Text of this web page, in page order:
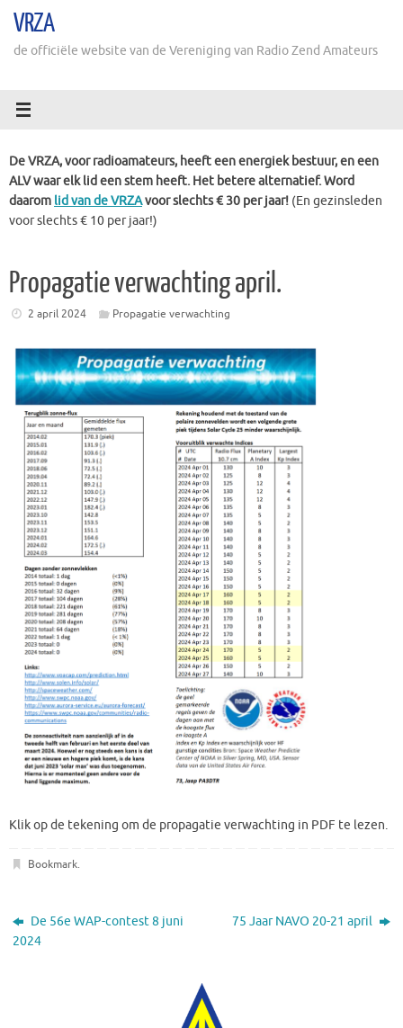
naarVRZA
de officiële website van de Vereniging van Radio Zend Amateurs
De VRZA, voor radioamateurs, heeft een energiek bestuur, en een
ALV waar elk lid een stem heeft. Het betere alternatief. Word
daarom lid van de VRZAvoor slechts € 30 per jaar! (En gezinsleden
voor slechts € 10 per jaar!)
Propagatie verwachting april.
2 april 2024 Propagatie verwachting
Klik op de tekening om de propagatie verwachting in PDF te lezen.
Bookmark.
De 56e WAP-contest 8 juni
2024
75 Jaar NAVO 20-21 april